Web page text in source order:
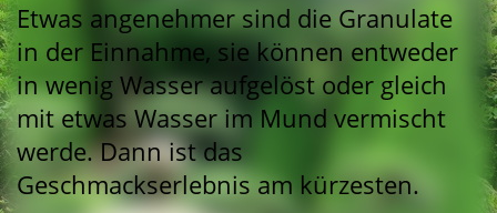
Etwas angenehmer sind die Granulate
in der Einnahme, sie können entweder
in wenig Wasser aufgelöst oder gleich
mit etwas Wasser im Mund vermischt
werde. Dann ist das
Geschmackserlebnis am kürzesten.